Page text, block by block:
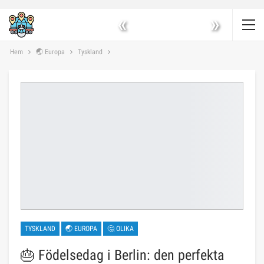
« »
Hem 🌏 Europa Tyskland
TYSKLAND 🌏 EUROPA 🤔 OLIKA
🎂 Födelsedag i Berlin: den perfekta